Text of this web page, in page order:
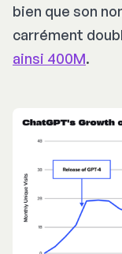
bien que son
carrément
ainsi 400M.